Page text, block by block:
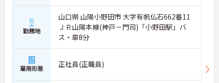
勤務地
山口県 山陽小野田市 大字有帆仏石662番11
ＪＲ山陽本線(神戸－門司)「小野田駅」バ
ス・車8分
雇用形態 正社員(正職員)